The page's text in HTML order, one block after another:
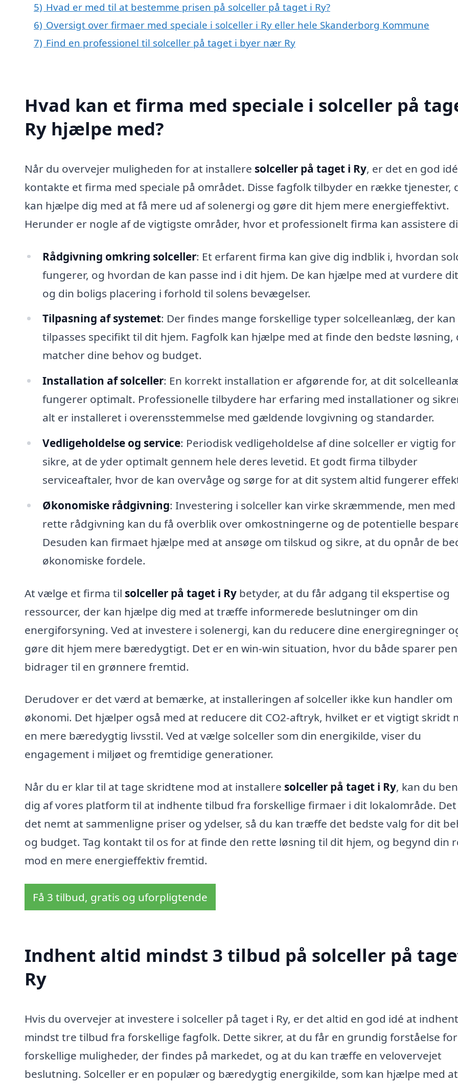
5) Hvad er med til at bestemme prisen på solceller på taget i Ry?
6) Oversigt over firmaer med speciale i solceller i Ry eller hele Skanderborg Kommune
7) Find en professionel til solceller på taget i byer nær Ry
Hvad kan et firma med speciale i solceller på
Ry hjælpe med?
Når du overvejer muligheden for at installere solceller på taget i Ry, er det en god
kontakte et firma med speciale på området. Disse fagfolk tilbyder en række tjenester,
kan hjælpe dig med at få mere ud af solenergi og gøre dit hjem mere energieffektivt.
Herunder er nogle af de vigtigste områder, hvor et professionelt firma kan assistere
Rådgivning omkring solceller: Et erfarent firma kan give dig indblik i, hvordan
fungerer, og hvordan de kan passe ind i dit hjem. De kan hjælpe med at vurdere
og din boligs placering i forhold til solens bevægelser.
Tilpasning af systemet: Der findes mange forskellige typer solcelleanlæg, der kan
tilpasses specifikt til dit hjem. Fagfolk kan hjælpe med at finde den bedste løsning,
matcher dine behov og budget.
Installation af solceller: En korrekt installation er afgørende for, at dit
fungerer optimalt. Professionelle tilbydere har erfaring med installationer og
alt er installeret i overensstemmelse med gældende lovgivning og standarder.
Vedligeholdelse og service: Periodisk vedligeholdelse af dine solceller er vigtig
sikre, at de yder optimalt gennem hele deres levetid. Et godt firma tilbyder
serviceaftaler, hvor de kan overvåge og sørge for at dit system altid fungerer
Økonomiske rådgivning: Investering i solceller kan virke skræmmende, men med
rette rådgivning kan du få overblik over omkostningerne og de potentielle
Desuden kan firmaet hjælpe med at ansøge om tilskud og sikre, at du opnår de
økonomiske fordele.
At vælge et firma til solceller på taget i Ry betyder, at du får adgang til ekspertise og
ressourcer, der kan hjælpe dig med at træffe informerede beslutninger om din
energiforsyning. Ved at investere i solenergi, kan du reducere dine energiregninger
gøre dit hjem mere bæredygtigt. Det er en win-win situation, hvor du både sparer
bidrager til en grønnere fremtid.
Derudover er det værd at bemærke, at installeringen af solceller ikke kun handler om
økonomi. Det hjælper også med at reducere dit CO2-aftryk, hvilket er et vigtigt skridt
en mere bæredygtig livsstil. Ved at vælge solceller som din energikilde, viser du
engagement i miljøet og fremtidige generationer.
Når du er klar til at tage skridtene mod at installere solceller på taget i Ry, kan du
dig af vores platform til at indhente tilbud fra forskellige firmaer i dit lokalområde.
det nemt at sammenligne priser og ydelser, så du kan træffe det bedste valg for dit
og budget. Tag kontakt til os for at finde den rette løsning til dit hjem, og begynd din
mod en mere energieffektiv fremtid.
Få 3 tilbud, gratis og uforpligtende
Indhent altid mindst 3 tilbud på solceller på
Ry
Hvis du overvejer at investere i solceller på taget i Ry, er det altid en god idé at
mindst tre tilbud fra forskellige fagfolk. Dette sikrer, at du får en grundig forståelse
forskellige muligheder, der findes på markedet, og at du kan træffe en velovervejet
beslutning. Solceller er en populær og bæredygtig energikilde, som kan hjælpe med at